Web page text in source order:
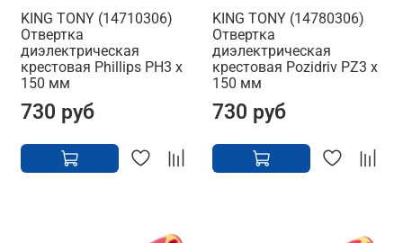
KING TONY (14710306)
Отвертка
диэлектрическая
крестовая Phillips PH3 x
150 мм
730 руб
KING TONY (14780306)
Отвертка
диэлектрическая
крестовая Pozidriv PZ3 x
150 мм
730 руб